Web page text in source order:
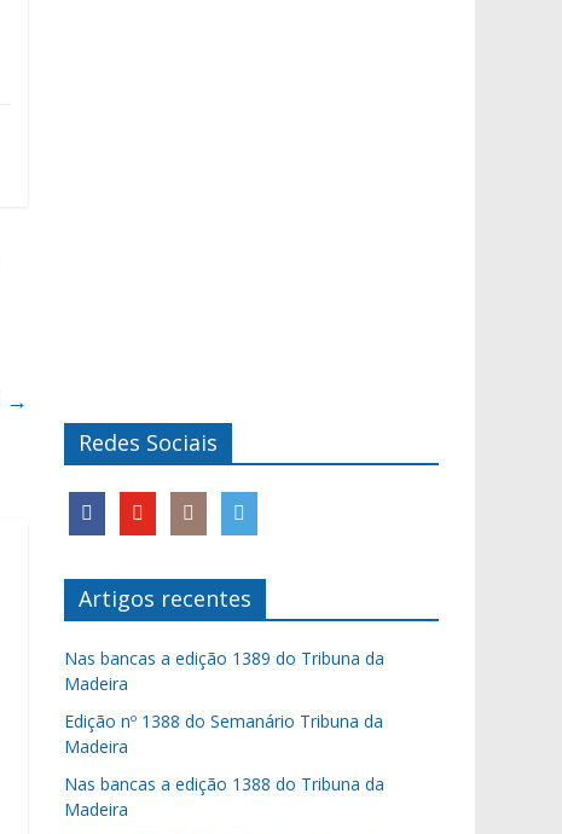
→
Redes Sociais
Artigos recentes
Nas bancas a edição 1389 do Tribuna da
Madeira
Edição nº 1388 do Semanário Tribuna da
Madeira
Nas bancas a edição 1388 do Tribuna da
Madeira